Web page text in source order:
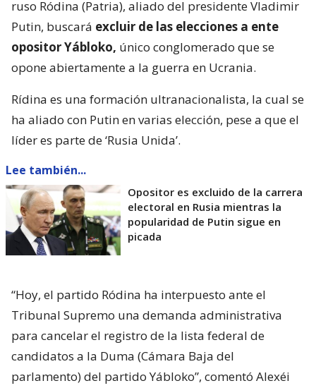
ruso Ródina (Patria), aliado del presidente Vladimir
Putin, buscará excluir de las elecciones a ente
opositor Yábloko, único conglomerado que se
opone abiertamente a la guerra en Ucrania.
Rídina es una formación ultranacionalista, la cual se
ha aliado con Putin en varias elección, pese a que el
líder es parte de ‘Rusia Unida’.
Lee también...
Opositor es excluido de la carrera
electoral en Rusia mientras la
popularidad de Putin sigue en
picada
“Hoy, el partido Ródina ha interpuesto ante el
Tribunal Supremo una demanda administrativa
para cancelar el registro de la lista federal de
candidatos a la Duma (Cámara Baja del
parlamento) del partido Yábloko”, comentó Alexéi